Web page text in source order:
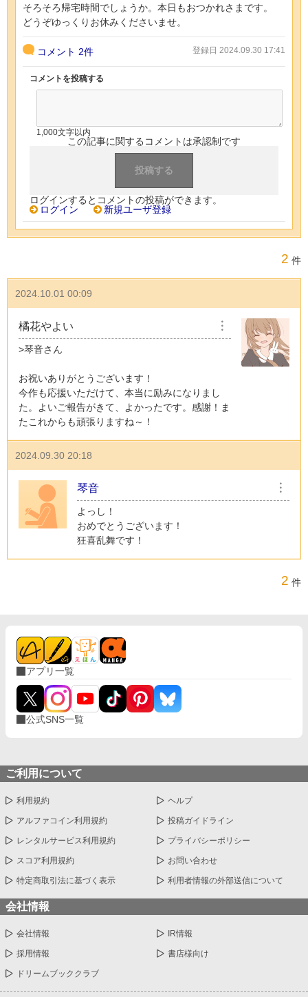
そろそろ帰宅時間でしょうか。本日もおつかれさまです。
どうぞゆっくりお休みくださいませ。
コメント 2件 登録日 2024.09.30 17:41
コメントを投稿する
1,000文字以内
この記事に関するコメントは承認制です
ログインするとコメントの投稿ができます。
ログイン
新規ユーザ登録
2 件
2024.10.01 00:09
橘花やよい ︙
>琴音さん
お祝いありがとうございます！
今作も応援いただけて、本当に励みになりまし
た。よいご報告がきて、よかったです。感謝！ま
たこれからも頑張りますね～！
2024.09.30 20:18
琴音 ︙
よっし！
おめでとうございます！
狂喜乱舞です！
2 件
アプリ一覧
公式SNS一覧
ご利用について
利用規約 ヘルプ
アルファコイン利用規約 投稿ガイドライン
レンタルサービス利用規約 プライバシーポリシー
スコア利用規約 お問い合わせ
特定商取引法に基づく表示 利用者情報の外部送信について
会社情報
会社情報 IR情報
採用情報 書店様向け
ドリームブッククラブ